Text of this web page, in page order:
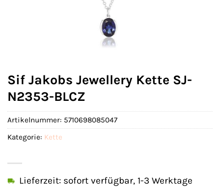
Sif Jakobs Jewellery Kette SJ-
N2353-BLCZ
Lieferzeit: sofort verfügbar, 1-3 Werktage
Artikelnummer: 5710698085047
Kategorie: Kette